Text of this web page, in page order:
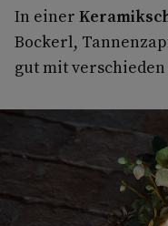
In einer
Bockerl,
gut mit